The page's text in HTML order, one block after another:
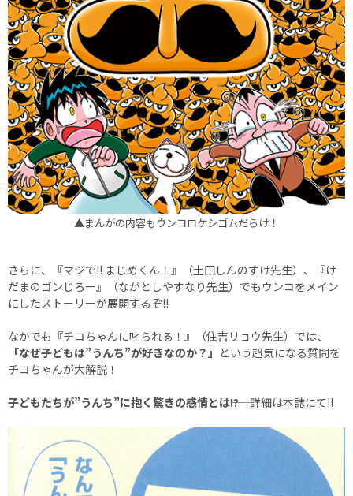
▲まんがの内容もウンコロケシゴムだらけ！
さらに、『マジで!! まじめくん！』（土田しんのすけ先生）、『け
だまのゴンじろー』（ながとしやすなり先生）でもウンコをメイン
にしたストーリーが展開するぞ!!
なかでも『チコちゃんに叱られる！』（住吉リョウ先生）では、
「なぜ子どもは”うんち”が好きなのか？」 という超気になる質問を
チコちゃんが大解説！
子どもたちが”うんち”に抱く驚きの感情とは――!?詳細は本誌にて!!